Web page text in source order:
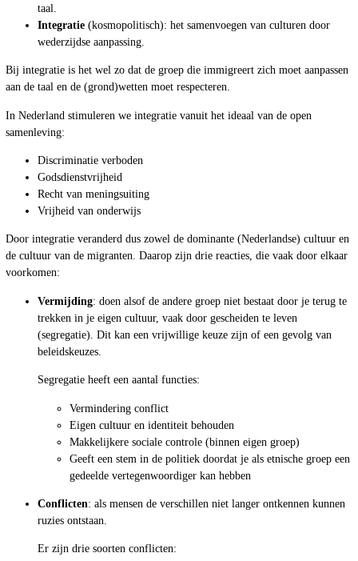
taal.
Integratie (kosmopolitisch): het samenvoegen van culturen door
wederzijdse aanpassing.
Bij integratie is het wel zo dat de groep die immigreert zich moet aanpassen
aan de taal en de (grond)wetten moet respecteren.
In Nederland stimuleren we integratie vanuit het ideaal van de open
samenleving:
Discriminatie verboden
Godsdienstvrijheid
Recht van meningsuiting
Vrijheid van onderwijs
Door integratie veranderd dus zowel de dominante (Nederlandse) cultuur en
de cultuur van de migranten. Daarop zijn drie reacties, die vaak door elkaar
voorkomen:
Vermijding: doen alsof de andere groep niet bestaat door je terug te
trekken in je eigen cultuur, vaak door gescheiden te leven
(segregatie). Dit kan een vrijwillige keuze zijn of een gevolg van
beleidskeuzes.
Segregatie heeft een aantal functies:
Vermindering conflict
Eigen cultuur en identiteit behouden
Makkelijkere sociale controle (binnen eigen groep)
Geeft een stem in de politiek doordat je als etnische groep een
gedeelde vertegenwoordiger kan hebben
Conflicten: als mensen de verschillen niet langer ontkennen kunnen
ruzies ontstaan.
Er zijn drie soorten conflicten: